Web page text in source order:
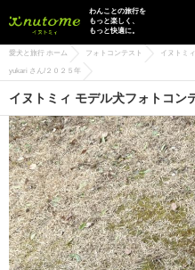
イヌトミィ
わんことの旅行を
もっと楽しく、
もっと快適に。
愛犬と旅行 ホーム フォトコンテスト イヌトミ
yukari さん/２０２５年
イヌトミィ モデル犬フォトコ